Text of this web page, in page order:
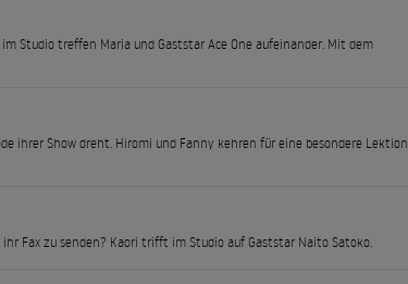
Studio treffen Maria und Gaststar Ace One aufeinander. Mit dem
ihrer Show dreht. Hiromi und Fanny kehren für eine besondere Lektion
Fax zu senden? Kaori trifft im Studio auf Gaststar Naito Satoko.